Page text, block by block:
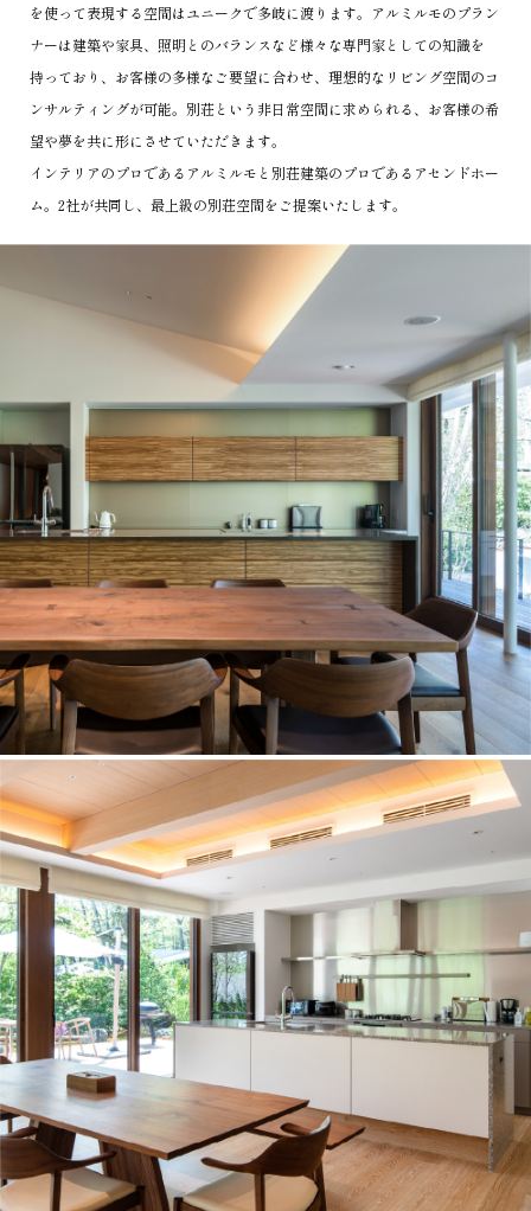
を使って表現する空間はユニークで多岐に渡ります。アルミルモのプラン
ナーは建築や家具、照明とのバランスなど様々な専門家としての知識を
持っており、お客様の多様なご要望に合わせ、理想的なリビング空間のコ
ンサルティングが可能。別荘という非日常空間に求められる、お客様の希
望や夢を共に形にさせていただきます。
インテリアのプロであるアルミルモと別荘建築のプロであるアセンドホー
ム。2社が共同し、最上級の別荘空間をご提案いたします。